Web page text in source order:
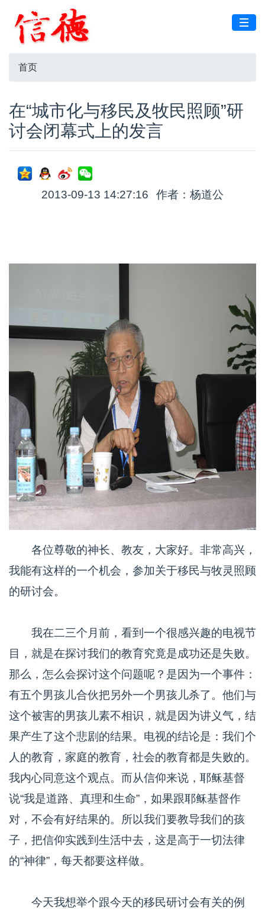
首页
在“城市化与移民及牧民照顾”研
讨会闭幕式上的发言
2013-09-13 14:27:16 作者：杨道公
各位尊敬的神长、教友，大家好。非常高兴，
我能有这样的一个机会，参加关于移民与牧灵照顾
的研讨会。
我在二三个月前，看到一个很感兴趣的电视节
目，就是在探讨我们的教育究竟是成功还是失败。
那么，怎么会探讨这个问题呢？是因为一个事件：
有五个男孩儿合伙把另外一个男孩儿杀了。他们与
这个被害的男孩儿素不相识，就是因为讲义气，结
果产生了这个悲剧的结果。电视的结论是：我们个
人的教育，家庭的教育，社会的教育都是失败的。
我内心同意这个观点。而从信仰来说，耶稣基督
说“我是道路、真理和生命”，如果跟耶稣基督作
对，不会有好结果的。所以我们要教导我们的孩
子，把信仰实践到生活中去，这是高于一切法律
的“神律”，每天都要这样做。
今天我想举个跟今天的移民研讨会有关的例